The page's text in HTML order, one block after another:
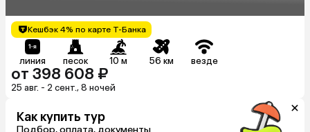
Кешбэк 4% по карте Т-Банка
линия песок 10 м 56 км везде
от 398 608 ₽
25 авг. - 2 сент., 8 ночей
Как купить тур